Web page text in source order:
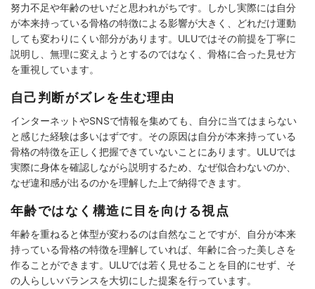
努力不足や年齢のせいだと思われがちです。しかし実際には自分
が本来持っている骨格の特徴による影響が大きく、どれだけ運動
しても変わりにくい部分があります。ULUではその前提を丁寧に
説明し、無理に変えようとするのではなく、骨格に合った見せ方
を重視しています。
自己判断がズレを生む理由
インターネットやSNSで情報を集めても、自分に当てはまらない
と感じた経験は多いはずです。その原因は自分が本来持っている
骨格の特徴を正しく把握できていないことにあります。ULUでは
実際に身体を確認しながら説明するため、なぜ似合わないのか、
なぜ違和感が出るのかを理解した上で納得できます。
年齢ではなく構造に目を向ける視点
年齢を重ねると体型が変わるのは自然なことですが、自分が本来
持っている骨格の特徴を理解していれば、年齢に合った美しさを
作ることができます。ULUでは若く見せることを目的にせず、そ
の人らしいバランスを大切にした提案を行っています。